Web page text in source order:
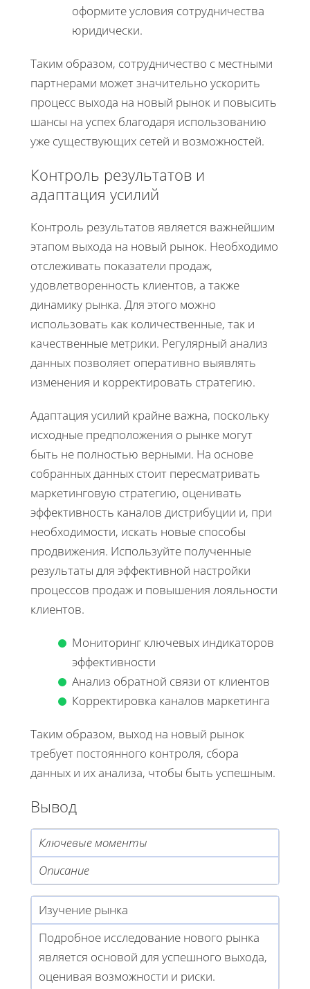
оформите условия сотрудничества
юридически.
Таким образом, сотрудничество с местными
партнерами может значительно ускорить
процесс выхода на новый рынок и повысить
шансы на успех благодаря использованию
уже существующих сетей и возможностей.
Контроль результатов и
адаптация усилий
Контроль результатов является важнейшим
этапом выхода на новый рынок. Необходимо
отслеживать показатели продаж,
удовлетворенность клиентов, а также
динамику рынка. Для этого можно
использовать как количественные, так и
качественные метрики. Регулярный анализ
данных позволяет оперативно выявлять
изменения и корректировать стратегию.
Адаптация усилий крайне важна, поскольку
исходные предположения о рынке могут
быть не полностью верными. На основе
собранных данных стоит пересматривать
маркетинговую стратегию, оценивать
эффективность каналов дистрибуции и, при
необходимости, искать новые способы
продвижения. Используйте полученные
результаты для эффективной настройки
процессов продаж и повышения лояльности
клиентов.
Мониторинг ключевых индикаторов
эффективности
Анализ обратной связи от клиентов
Корректировка каналов маркетинга
Таким образом, выход на новый рынок
требует постоянного контроля, сбора
данных и их анализа, чтобы быть успешным.
Вывод
Ключевые моменты
Описание
Изучение рынка
Подробное исследование нового рынка
является основой для успешного выхода,
оценивая возможности и риски.